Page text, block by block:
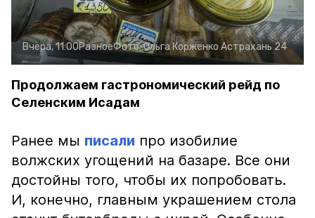
Вчера, 11:00РазноеФото:Ольга Корженко Астрахань 24
Продолжаем гастрономический рейд по
Селенским Исадам
Ранее мы писали про изобилие
волжских угощений на базаре. Все они
достойны того, чтобы их попробовать.
И, конечно, главным украшением стола